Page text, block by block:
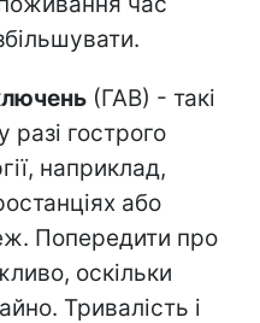
(ГАВ) - такі
разі гострого
наприклад,
або
Попередити про
оскільки
Тривалість і